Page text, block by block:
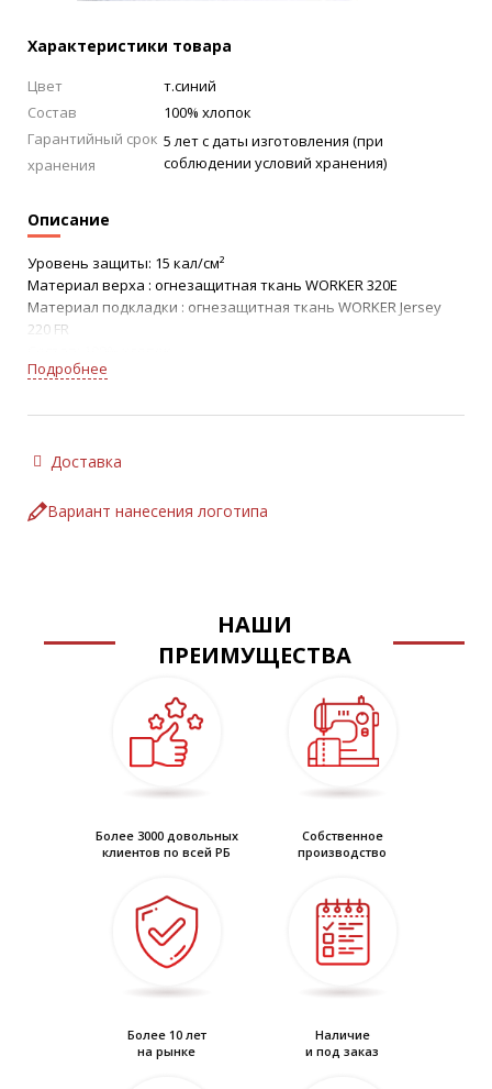
Характеристики товара
Описание
Уровень защиты: 15 кал/см²
Материал верха : огнезащитная ткань WORKER 320Е
Материал подкладки : огнезащитная ткань WORKER Jersey
220 FR
Подшлемник состоит из наголовной части и пелерины.
передний и задний клинья, с двух сторон, настрочены
в шве соединения средней части с задними клиньями.
срезу наголовной части. Все внешнии срезы подшлемника
обтачены подкладкой из термостойкого трикотажного
Цвет
т.синий
Состав
100% хлопок
Гарантийный срок
хранения
5 лет с даты изготовления (при
соблюдении условий хранения)
Подробнее
Доставка
Вариант нанесения логотипа
НАШИ
ПРЕИМУЩЕСТВА
Более 3000 довольных
клиентов по всей РБ
Собственное
производство
Более 10 лет
на рынке
Наличие
и под заказ